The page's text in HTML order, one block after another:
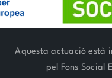
Aquesta actuació està
pel Fons Social